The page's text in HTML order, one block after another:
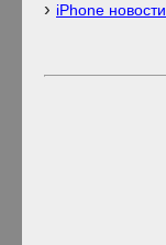
iPhone новости